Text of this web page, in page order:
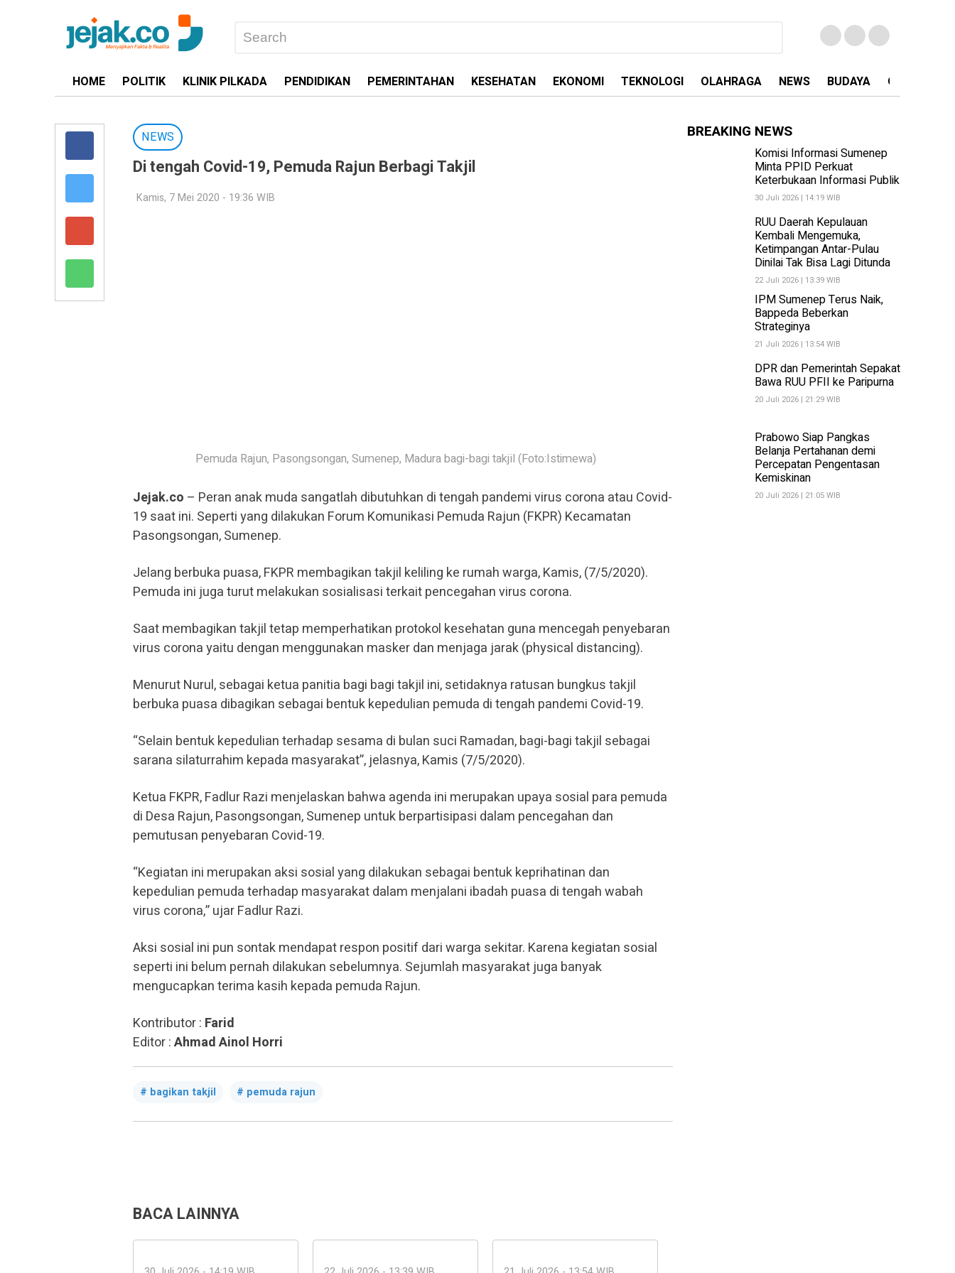
HOME POLITIK KLINIK PILKADA PENDIDIKAN PEMERINTAHAN KESEHATAN EKONOMI TEKNOLOGI OLAHRAGA NEWS BUDAYA OPINI
NEWS
Di tengah Covid-19, Pemuda Rajun Berbagi Takjil
Kamis, 7 Mei 2020 - 19:36 WIB
Pemuda Rajun, Pasongsongan, Sumenep, Madura bagi-bagi takjil (Foto:Istimewa)
Jejak.co – Peran anak muda sangatlah dibutuhkan di tengah pandemi virus corona atau Covid-
19 saat ini. Seperti yang dilakukan Forum Komunikasi Pemuda Rajun (FKPR) Kecamatan
Pasongsongan, Sumenep.
Jelang berbuka puasa, FKPR membagikan takjil keliling ke rumah warga, Kamis, (7/5/2020).
Pemuda ini juga turut melakukan sosialisasi terkait pencegahan virus corona.
Saat membagikan takjil tetap memperhatikan protokol kesehatan guna mencegah penyebaran
virus corona yaitu dengan menggunakan masker dan menjaga jarak (physical distancing).
Menurut Nurul, sebagai ketua panitia bagi bagi takjil ini, setidaknya ratusan bungkus takjil
berbuka puasa dibagikan sebagai bentuk kepedulian pemuda di tengah pandemi Covid-19.
“Selain bentuk kepedulian terhadap sesama di bulan suci Ramadan, bagi-bagi takjil sebagai
sarana silaturrahim kepada masyarakat”, jelasnya, Kamis (7/5/2020).
Ketua FKPR, Fadlur Razi menjelaskan bahwa agenda ini merupakan upaya sosial para pemuda
di Desa Rajun, Pasongsongan, Sumenep untuk berpartisipasi dalam pencegahan dan
pemutusan penyebaran Covid-19.
“Kegiatan ini merupakan aksi sosial yang dilakukan sebagai bentuk keprihatinan dan
kepedulian pemuda terhadap masyarakat dalam menjalani ibadah puasa di tengah wabah
virus corona,” ujar Fadlur Razi.
Aksi sosial ini pun sontak mendapat respon positif dari warga sekitar. Karena kegiatan sosial
seperti ini belum pernah dilakukan sebelumnya. Sejumlah masyarakat juga banyak
mengucapkan terima kasih kepada pemuda Rajun.
Kontributor : Farid
Editor :Ahmad Ainol Horri
bagikan takjil pemuda rajun
BACA LAINNYA
BREAKING NEWS
Komisi Informasi Sumenep
Minta PPID Perkuat
Keterbukaan Informasi Publik
30 Juli 2026 | 14:19 WIB
RUU Daerah Kepulauan
Kembali Mengemuka,
Ketimpangan Antar-Pulau
Dinilai Tak Bisa Lagi Ditunda
22 Juli 2026 | 13:39 WIB
IPM Sumenep Terus Naik,
Bappeda Beberkan
Strateginya
21 Juli 2026 | 13:54 WIB
DPR dan Pemerintah Sepakat
Bawa RUU PFII ke Paripurna
20 Juli 2026 | 21:29 WIB
Prabowo Siap Pangkas
Belanja Pertahanan demi
Percepatan Pengentasan
Kemiskinan
20 Juli 2026 | 21:05 WIB